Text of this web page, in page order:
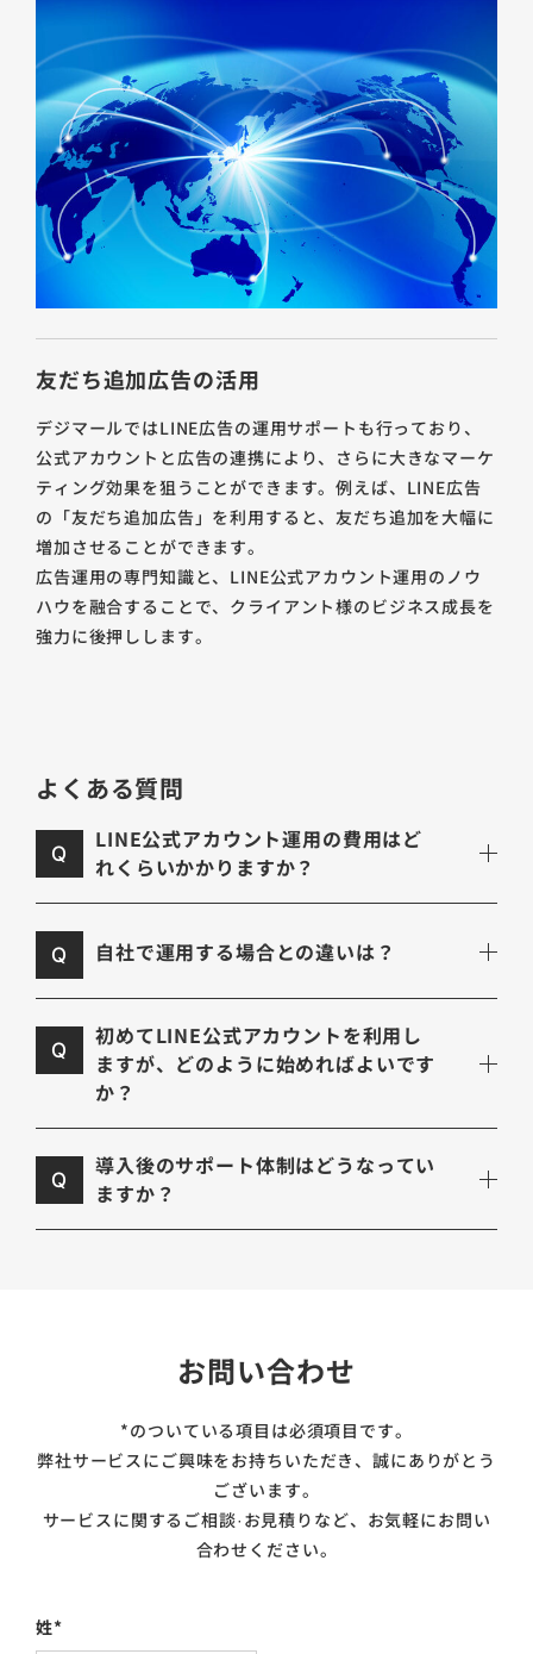
友だち追加広告の活用
デジマールではLINE広告の運用サポートも行っており、
公式アカウントと広告の連携により、さらに大きなマーケ
ティング効果を狙うことができます。例えば、LINE広告
の「友だち追加広告」を利用すると、友だち追加を大幅に
増加させることができます。
広告運用の専門知識と、LINE公式アカウント運用のノウ
ハウを融合することで、クライアント様のビジネス成長を
強力に後押しします。
よくある質問
Q
LINE公式アカウント運用の費用はど
れくらいかかりますか？
Q 自社で運用する場合との違いは？
Q
初めてLINE公式アカウントを利用し
ますが、どのように始めればよいです
か？
Q
導入後のサポート体制はどうなってい
ますか？
お問い合わせ
*のついている項目は必須項目です。
弊社サービスにご興味をお持ちいただき、誠にありがとう
ございます。
サービスに関するご相談·お見積りなど、お気軽にお問い
合わせください。
姓*